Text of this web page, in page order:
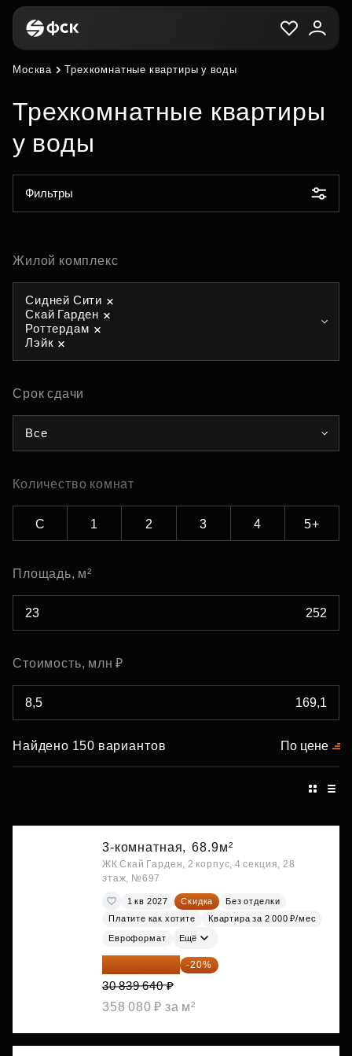
Москва Трехкомнатные квартиры у воды
Трехкомнатные квартиры
у воды
Фильтры
Жилой комплекс
Сидней Сити
Скай Гарден
Роттердам
Лэйк
Срок сдачи
Все
Количество комнат
С 1 2 3 4 5+
Площадь, м²
Стоимость, млн ₽
Найдено 150 вариантов По цене
3-комнатная, 68.9м²
ЖК Скай Гарден, 2 корпус, 4 секция, 28
этаж, №697
1 кв 2027 Скидка
Без отделки
Платите как хотите
Квартира за 2 000 ₽/мес
Евроформат Ещё
24 671 712 ₽ -20%
30 839 640 ₽
358 080 ₽ за м²